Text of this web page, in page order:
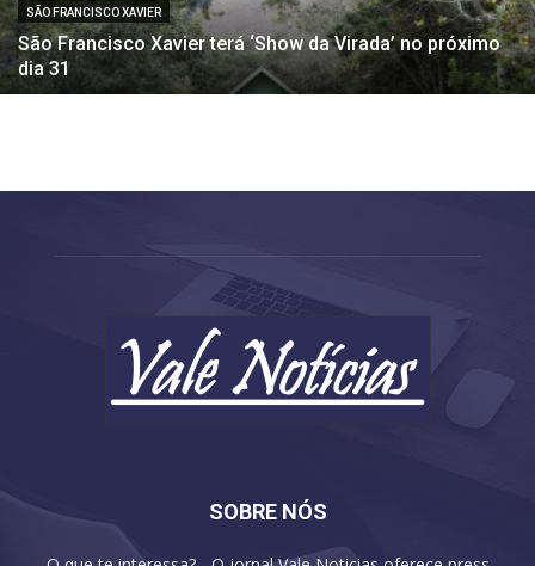
SÃO FRANCISCO XAVIER
São Francisco Xavier terá ‘Show da Virada’ no próximo
dia 31
SOBRE NÓS